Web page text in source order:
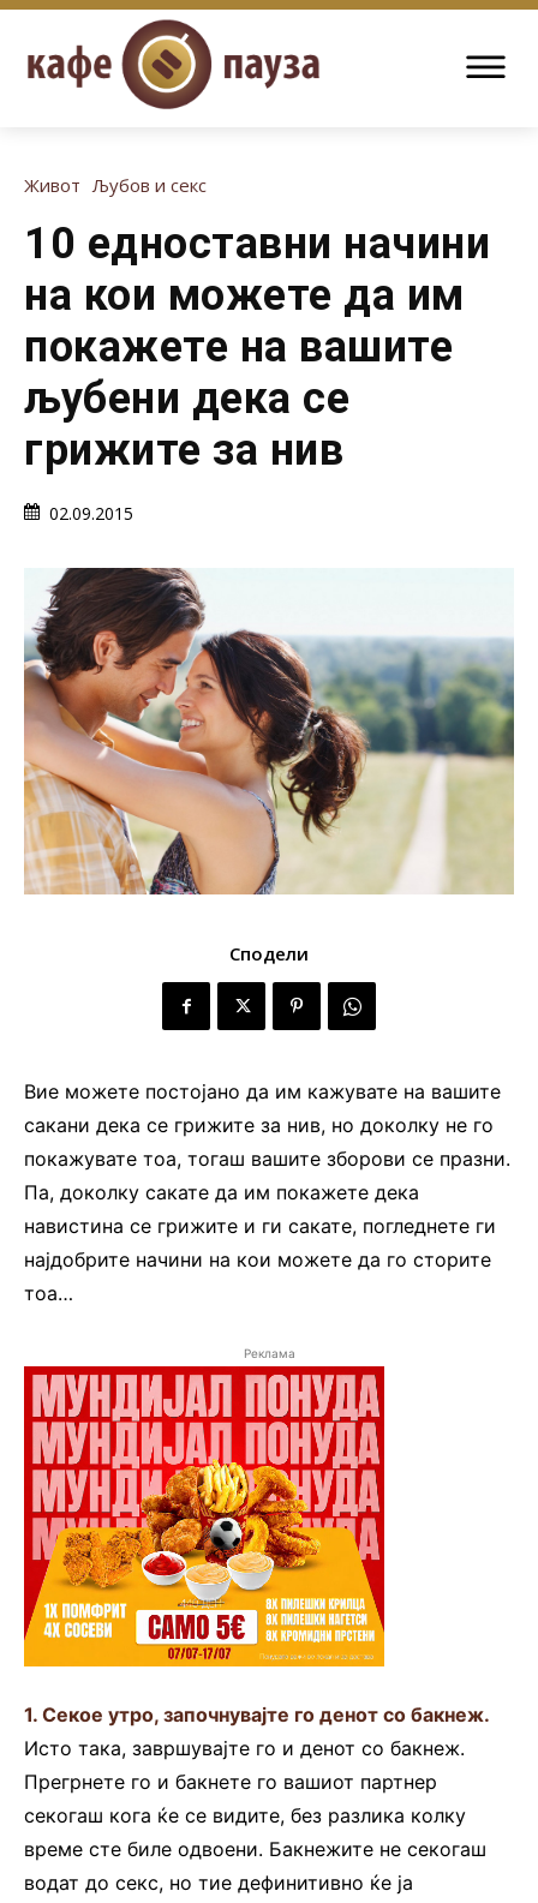
Живот Љубов и секс
10 едноставни начини
на кои можете да им
покажете на вашите
љубени дека се
грижите за нив
02.09.2015
Сподели
Вие можете постојано да им кажувате на вашите
сакани дека се грижите за нив, но доколку не го
покажувате тоа, тогаш вашите зборови се празни.
Па, доколку сакате да им покажете дека
навистина се грижите и ги сакате, погледнете ги
најдобрите начини на кои можете да го сторите
тоа…
Реклама
1. Секое утро, започнувајте го денот со бакнеж.
Исто така, завршувајте го и денот со бакнеж.
Прегрнете го и бакнете го вашиот партнер
секогаш кога ќе се видите, без разлика колку
време сте биле одвоени. Бакнежите не секогаш
водат до секс, но тие дефинитивно ќе ја